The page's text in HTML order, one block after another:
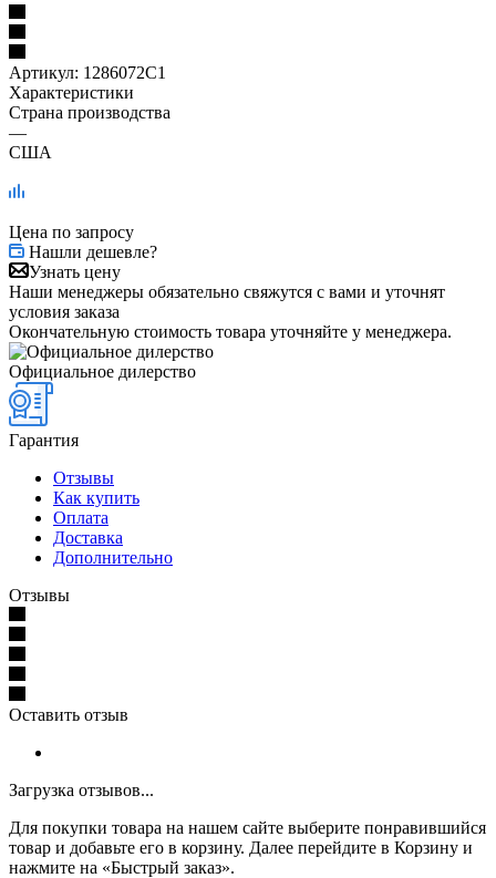
Артикул: 1286072C1
Характеристики
Страна производства
—
США
Цена по запросу
Нашли дешевле?
Узнать цену
Наши менеджеры обязательно свяжутся с вами и уточнят
условия заказа
Окончательную стоимость товара уточняйте у менеджера.
Официальное дилерство
Гарантия
Отзывы
Как купить
Оплата
Доставка
Дополнительно
Отзывы
Оставить отзыв
Загрузка отзывов...
Для покупки товара на нашем сайте выберите понравившийся
товар и добавьте его в корзину. Далее перейдите в Корзину и
нажмите на «Быстрый заказ».